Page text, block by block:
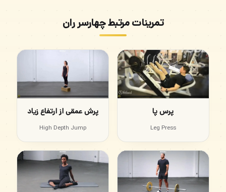
تمرینات مرتبط چهارسر ران
پرس پا
Leg Press
پرش عمقی از ارتفاع زیاد
High Depth Jump